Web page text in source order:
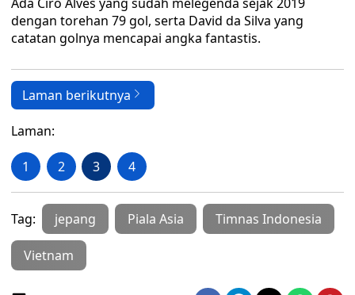
dengan torehan 79 gol, serta David da Silva yang
catatan golnya mencapai angka fantastis.
Laman berikutnya
Laman:
1 2 3 4
Tag: jepang Piala Asia Timnas Indonesia
Vietnam